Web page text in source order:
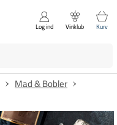
Luk
Log ind Vinklub Kurv
Mad & Bobler